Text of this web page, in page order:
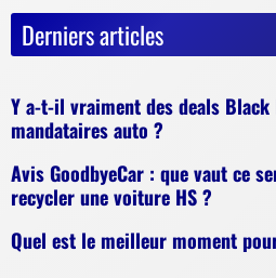
Derniers articles
Y a-t-il vraiment des deals Black
mandataires auto ?
Avis GoodbyeCar : que vaut ce
recycler une voiture HS ?
Quel est le meilleur moment